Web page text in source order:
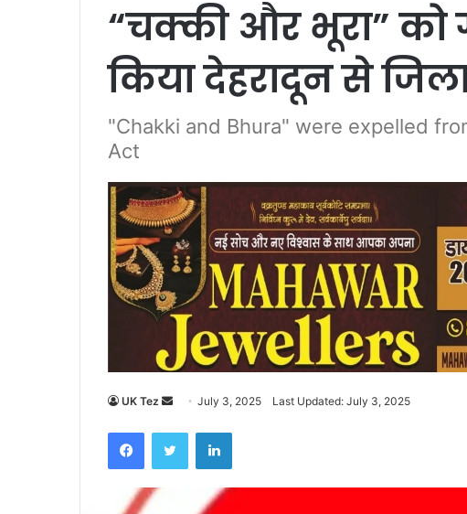
“चक्की और भूरा” को
किया देहरादून से
"Chakki and Bhura" were expelled
Act
UK Tez
n
d
July 3, 2025 Last Updated: July 3, 2025